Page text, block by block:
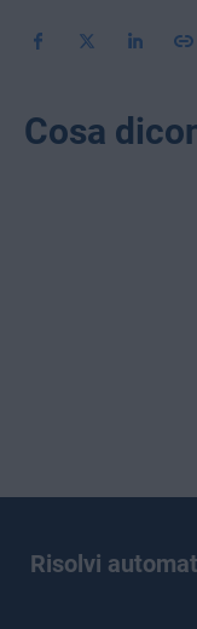
Cosa
Risolvi